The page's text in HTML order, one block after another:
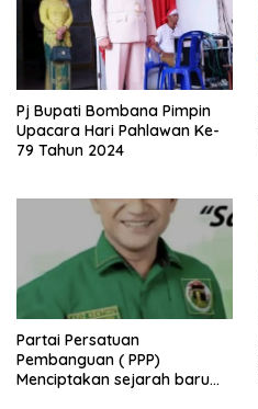
Pj Bupati Bombana Pimpin
Upacara Hari Pahlawan Ke-
79 Tahun 2024
Partai Persatuan
Pembanguan ( PPP)
Menciptakan sejarah baru